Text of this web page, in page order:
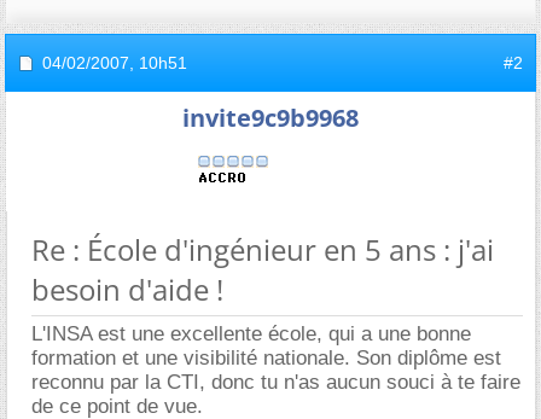
04/02/2007, 10h51 #2
invite9c9b9968
Re : École d'ingénieur en 5 ans : j'ai
besoin d'aide !
L'INSA est une excellente école, qui a une bonne
formation et une visibilité nationale. Son diplôme est
reconnu par la CTI, donc tu n'as aucun souci à te faire
de ce point de vue.